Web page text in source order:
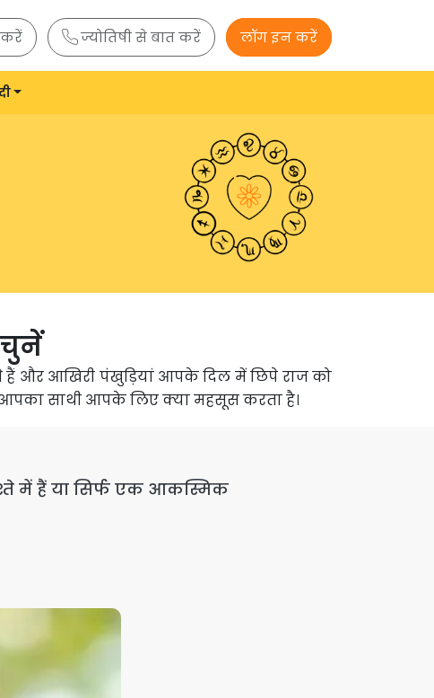
करें ज्योतिषी से बात करें लॉग इन करें
और आखिरी पंखुड़ियां आपके दिल में छिपे राज को
आपका साथी आपके लिए क्या महसूस करता है।
में हैं या सिर्फ एक आकस्मिक